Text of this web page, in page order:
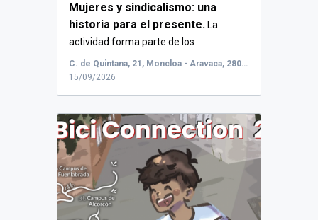
Mujeres y sindicalismo: una
historia para el presente. La
actividad forma parte de los
conversatorios q...
C. de Quintana, 21, Moncloa - Aravaca, 28008 Madrid, España
15/09/2026